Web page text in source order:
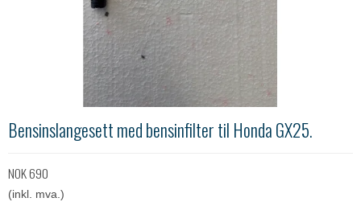
Bensinslangesett med bensinfilter til Honda GX25.
NOK 690
(inkl. mva.)